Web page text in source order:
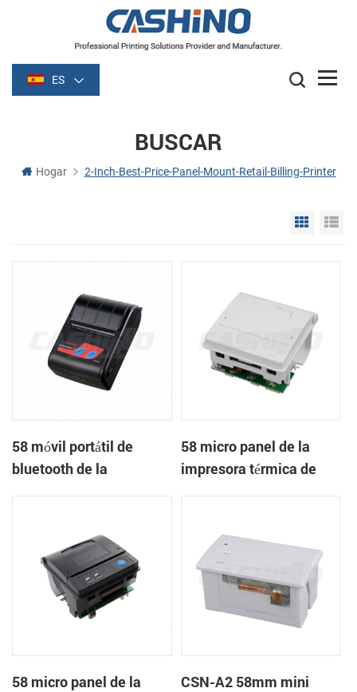
ES
BUSCAR
Hogar 2-Inch-Best-Price-Panel-Mount-Retail-Billing-Printer
Grid
58 móvil portátil de
bluetooth de la
58 micro panel de la
impresora térmica de
58 micro panel de la
CSN-A2 58mm mini